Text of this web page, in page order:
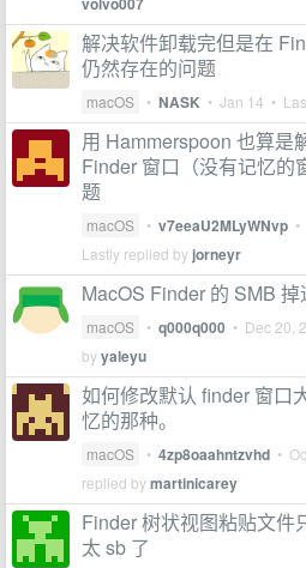
解决软件卸载完但是在
仍然存在的问题
macOS • NASK • Jan 14 •
用 Hammerspoon 也算是
Finder 窗口（没有记忆的
题
macOS • v7eeaU2MLyWNvp •
Lastly replied by jorneyr
MacOS Finder 的 SMB
macOS • q000q000 • Dec 20,
byyaleyu
如何修改默认 finder 窗口
忆的那种。
macOS • 4zp8oaahntzvhd •
replied bymartinicarey
Finder 树状视图粘贴文件
太 sb 了